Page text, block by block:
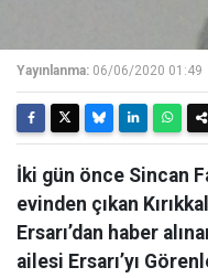
Yayınlanma: 06/06/2020 01:49
İki gün önce Sincan
evinden çıkan
Ersarı’dan haber
ailesi Ersarı’yı